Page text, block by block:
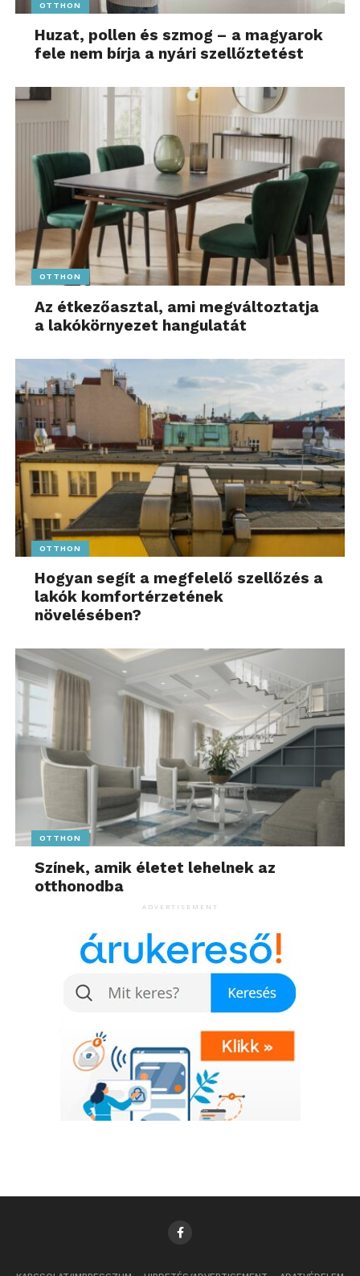
OTTHON
Huzat, pollen és szmog – a magyarok
fele nem bírja a nyári szellőztetést
OTTHON
Az étkezőasztal, ami megváltoztatja
a lakókörnyezet hangulatát
OTTHON
Hogyan segít a megfelelő szellőzés a
lakók komfortérzetének
növelésében?
OTTHON
Színek, amik életet lehelnek az
otthonodba
ADVERTISEMENT